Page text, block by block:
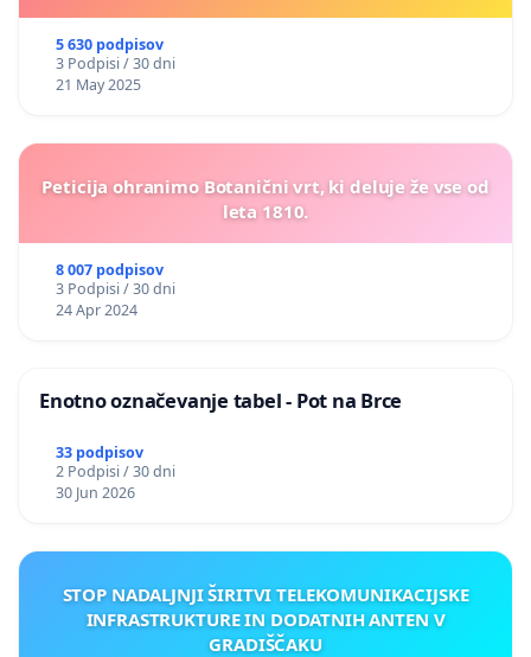
5 630 podpisov
3 Podpisi / 30 dni
21 May 2025
Peticija ohranimo Botanični vrt, ki deluje že vse od
leta 1810.
8 007 podpisov
3 Podpisi / 30 dni
24 Apr 2024
Enotno označevanje tabel - Pot na Brce
33 podpisov
2 Podpisi / 30 dni
30 Jun 2026
STOP NADALJNJI ŠIRITVI TELEKOMUNIKACIJSKE
INFRASTRUKTURE IN DODATNIH ANTEN V
GRADIŠČAKU